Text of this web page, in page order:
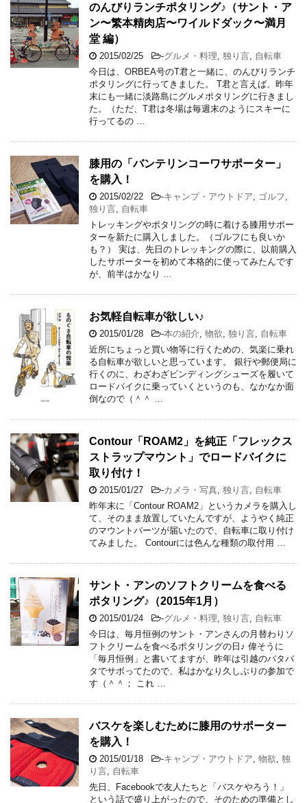
のんびりランチポタリング♪（サント・ア
ン〜繁本精肉店〜ワイルドダック〜満月
堂 編）
2015/02/25 -グルメ・料理 独り言 自転車
今日は、ORBEA号のT君と一緒に、のんびりランチ
ポタリングに行ってきました。 T君と言えば、昨年
末にも一緒に淡路島にグルメポタリングに行きまし
た。（ただ、T君は冬場は毎週末のようにスキーに
行ってるの …
膝用の「バンテリンコーワサポーター」
を購入！
2015/02/22 -キャンプ・アウトドア ゴルフ
独り言 自転車
トレッキングやポタリングの時に着ける膝用サポー
ターを新たに購入しました。（ゴルフにも良いか
も？） 実は、先日のトレッキングの際に、以前購入
したサポーターを初めて本格的に使ってみたんです
が、前半はかなり …
お気軽自転車が欲しい♪
2015/01/28 -本の紹介 物欲 独り言 自転車
近所にちょっと買い物等に行くための、気楽に乗れ
る自転車が欲しいと思っています。 銀行や郵便局に
行くのに、わざわざビンディングシューズを履いて
ロードバイクに乗っていくというのも、なかなか面
倒なので（＾＾ …
Contour「ROAM2」を純正「フレックス
ストラップマウント」でロードバイクに
取り付け！
2015/01/27 -カメラ・写真 独り言 自転車
昨年末に「Contour ROAM2」というカメラを購入し
て、そのまま放置していたんですが、ようやく純正
のマウントパーツが届いたので、自転車に取り付け
てみました。 Contourには色んな種類の取付用 …
サント・アンのソフトクリームを食べる
ポタリング♪（2015年1月）
2015/01/24 -グルメ・料理 独り言 自転車
今日は、毎月恒例のサント・アンさんの月替わりソ
フトクリームを食べるポタリングの日♪ 偉そうに
「毎月恒例」と書いてますが、昨年は引越のバタバ
タでサボってたので、私はかなり久しぶりの参加で
す（＾＾； これ …
バスケを楽しむために膝用のサポーター
を購入！
2015/01/18 -キャンプ・アウトドア 物欲 独
り言 自転車
先日、Facebookで友人たちと「バスケやろう！」
という話で盛り上がったので、そのための準備とし